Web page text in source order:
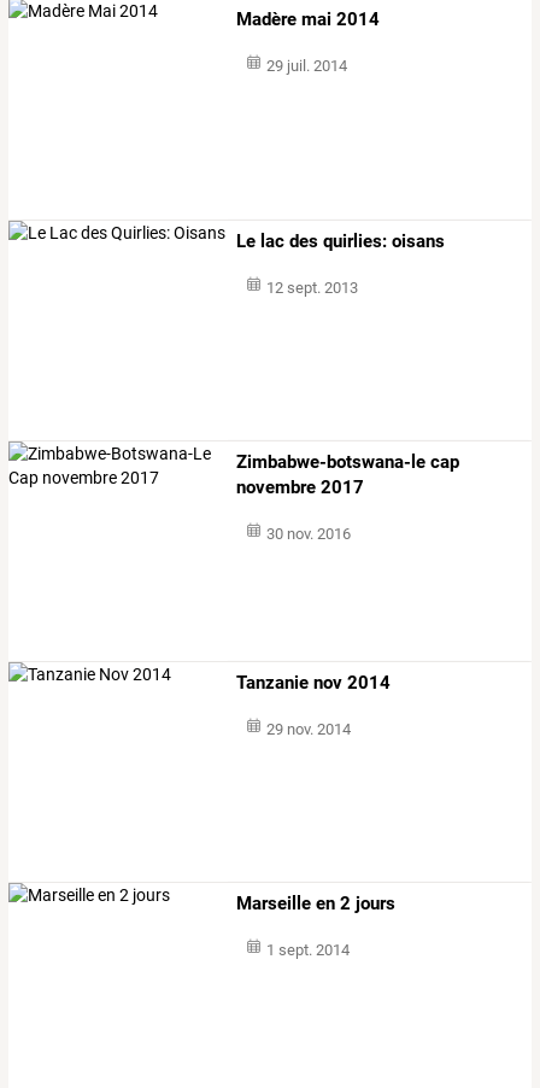
Madère mai 2014
29 juil. 2014
Le lac des quirlies: oisans
12 sept. 2013
Zimbabwe-botswana-le cap
novembre 2017
30 nov. 2016
Tanzanie nov 2014
29 nov. 2014
Marseille en 2 jours
1 sept. 2014